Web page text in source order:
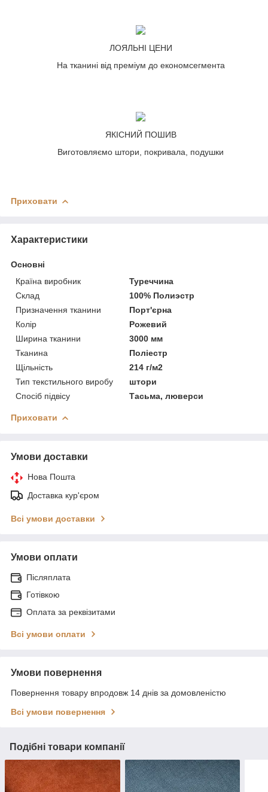
ЛОЯЛЬНІ ЦЕНИ
На тканині від преміум до економсегмента
ЯКІСНИЙ ПОШИВ
Виготовляємо штори, покривала, подушки
Приховати
Характеристики
Основні
Країна виробник
Туреччина
Склад
100% Полиэстр
Призначення тканини
Порт'єрна
Колір
Рожевий
Ширина тканини
3000 мм
Тканина
Поліестр
Щільність
214 г/м2
Тип текстильного виробу
штори
Спосіб підвісу
Тасьма, люверси
Приховати
Умови доставки
Нова Пошта
Доставка кур'єром
Всі умови доставки
Умови оплати
Післяплата
Готівкою
Оплата за реквізитами
Всі умови оплати
Умови повернення
Повернення товару впродовж 14 днів за домовленістю
Всі умови повернення
Подібні товари компанії